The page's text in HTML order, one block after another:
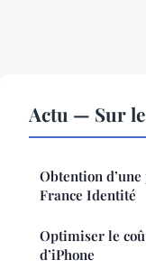
Actu — Sur
Obtention
France Identité
Optimiser le
d’iPhone